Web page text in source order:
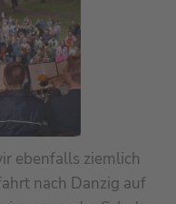
ebenfalls ziemlich
nach Danzig auf